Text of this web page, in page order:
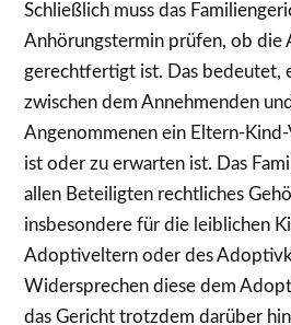
Schließlich muss das
Anhörungstermin prüfen, ob die
gerechtfertigt ist. Das bedeutet,
zwischen dem Annehmenden
Angenommenen ein Eltern-
ist oder zu erwarten ist. Das
allen Beteiligten rechtliches
insbesondere für die leiblichen
Adoptiveltern oder des
Widersprechen diese dem
das Gericht trotzdem darüber